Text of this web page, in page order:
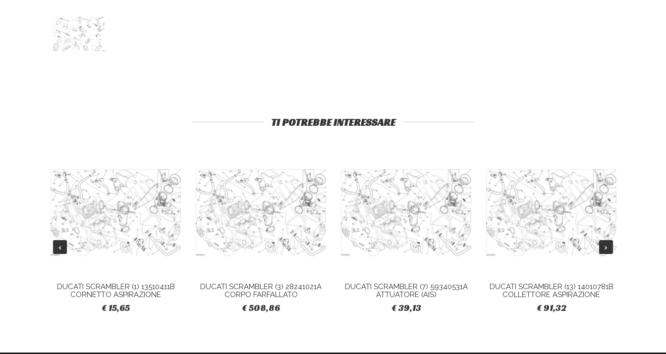
TI POTREBBE INTERESSARE
DUCATI SCRAMBLER (1) 13510411B
CORNETTO ASPIRAZIONE
€ 15,65
DUCATI SCRAMBLER (3) 28241021A
CORPO FARFALLATO
€ 508,86
DUCATI SCRAMBLER (7) 59340531A
ATTUATORE (AIS)
€ 39,13
DUCATI SCRAMBLER (13) 14010781B
COLLETTORE ASPIRAZIONE
€ 91,32